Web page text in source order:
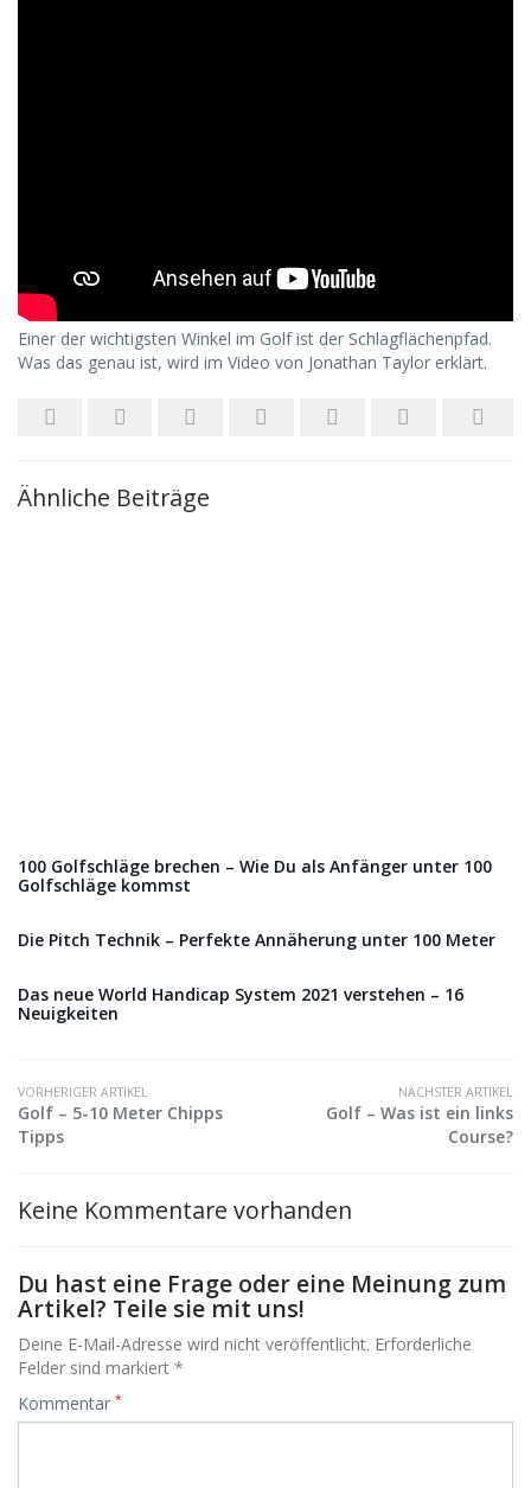
Einer der wichtigsten Winkel im Golf ist der Schlagflächenpfad.
Was das genau ist, wird im Video von Jonathan Taylor erklärt.
Ähnliche Beiträge
100 Golfschläge brechen – Wie Du als Anfänger unter 100
Golfschläge kommst
Die Pitch Technik – Perfekte Annäherung unter 100 Meter
Das neue World Handicap System 2021 verstehen – 16
Neuigkeiten
VORHERIGER ARTIKEL
Golf – 5-10 Meter Chipps
Tipps
NÄCHSTER ARTIKEL
Golf – Was ist ein links
Course?
Keine Kommentare vorhanden
Du hast eine Frage oder eine Meinung zum
Artikel? Teile sie mit uns!
Deine E-Mail-Adresse wird nicht veröffentlicht. Erforderliche
Felder sind markiert *
Kommentar *